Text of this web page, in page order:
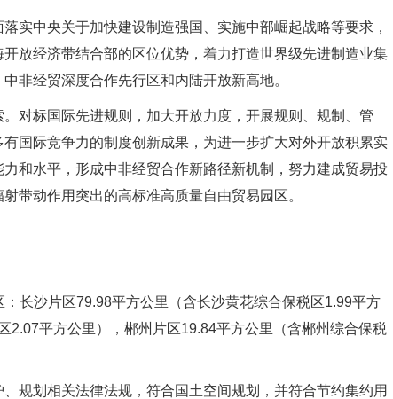
实中央关于加快建设制造强国、实施中部崛起战略等要求，
放经济带结合部的区位优势，着力打造世界级先进制造业集
非经贸深度合作先行区和内陆开放新高地。
对标国际先进规则，加大开放力度，开展规则、规制、管
国际竞争力的制度创新成果，为进一步扩大对外开放积累实
和水平，形成中非经贸合作新路径新机制，努力建成贸易投
带动作用突出的高标准高质量自由贸易园区。
长沙片区79.98平方公里（含长沙黄花综合保税区1.99平方
平方公里），郴州片区19.84平方公里（含郴州综合保税
规划相关法律法规，符合国土空间规划，并符合节约集约用